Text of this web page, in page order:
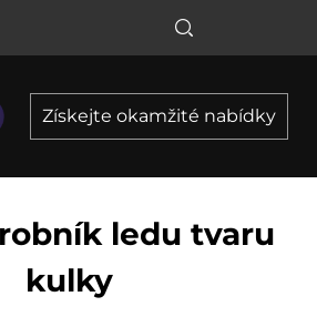
Získejte okamžité nabídky
ledu tvaru
kulky